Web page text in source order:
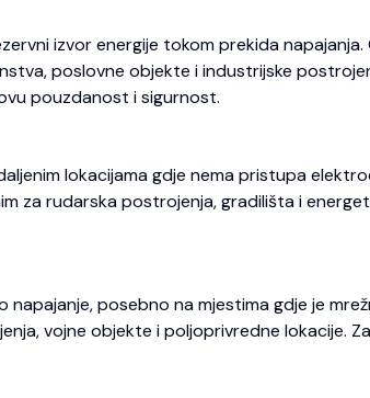
izvor energije tokom prekida
poslovne objekte i industrijske
pouzdanost i sigurnost.
lokacijama gdje nema pristupa
za rudarska postrojenja, gradilišta i
posebno na mjestima gdje je
vojne objekte i poljoprivredne lokacije.